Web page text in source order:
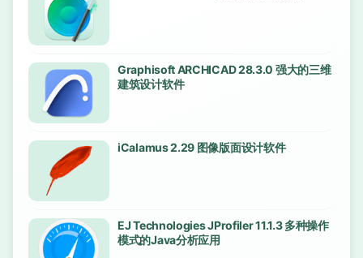
Graphisoft ARCHICAD 28.3.0 强大的三维
建筑设计软件
iCalamus 2.29 图像版面设计软件
EJ Technologies JProfiler 11.1.3 多种操作
模式的Java分析应用